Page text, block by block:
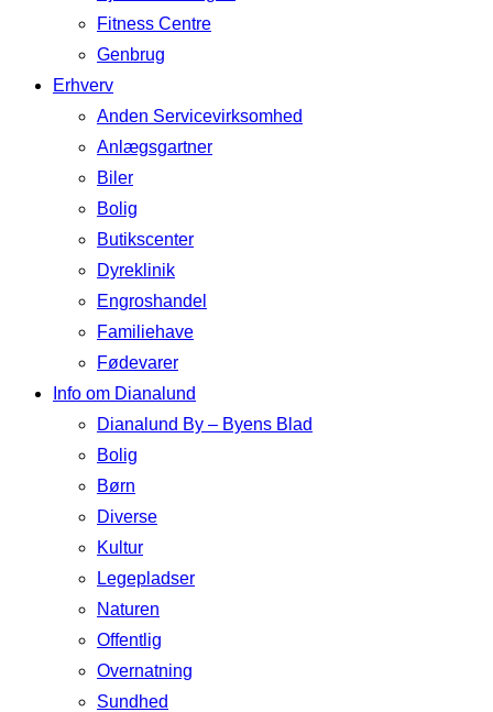
Fitness Centre
Genbrug
Erhverv
Anden Servicevirksomhed
Anlægsgartner
Biler
Bolig
Butikscenter
Dyreklinik
Engroshandel
Familiehave
Fødevarer
Info om Dianalund
Dianalund By – Byens Blad
Bolig
Børn
Diverse
Kultur
Legepladser
Naturen
Offentlig
Overnatning
Sundhed